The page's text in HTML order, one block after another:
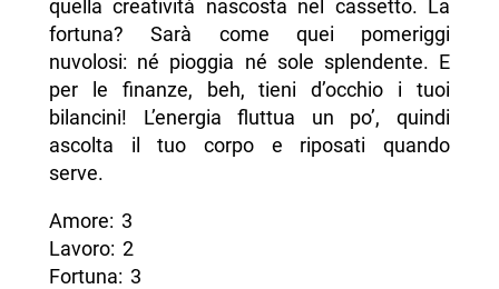
quella creatività nascosta nel cassetto. La
fortuna? Sarà come quei pomeriggi
nuvolosi: né pioggia né sole splendente. E
per le finanze, beh, tieni d’occhio i tuoi
bilancini! L’energia fluttua un po’, quindi
ascolta il tuo corpo e riposati quando
serve.
Amore: 3
Lavoro: 2
Fortuna: 3